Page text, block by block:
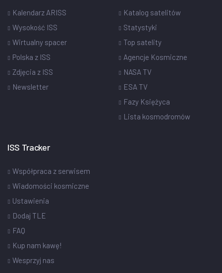
Kalendarz ARISS
Wysokość ISS
Wirtualny spacer
Polska z ISS
Zdjęcia z ISS
Newsletter
Katalog satelitów
Statystyki
Top satelity
Agencje Kosmiczne
NASA TV
ESA TV
Fazy Księżyca
Lista kosmodromów
ISS Tracker
Współpraca z serwisem
Wiadomości kosmiczne
Ustawienia
Dodaj TLE
FAQ
Kup nam kawę!
Wesprzyj nas